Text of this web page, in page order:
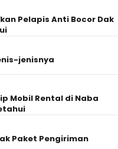
Pelapis Anti Bocor Dak
jenisnya
Mobil Rental di Naba
Paket Pengiriman